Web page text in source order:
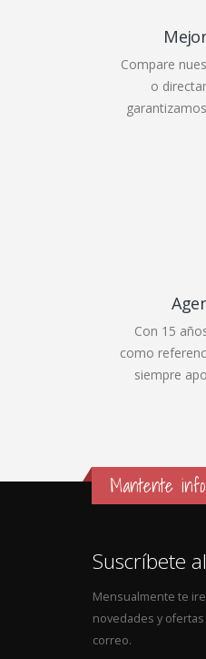
Compare
o
Con 15
como
siempre
Mantente
Suscríbete
Mensualmente te
novedades y
correo.